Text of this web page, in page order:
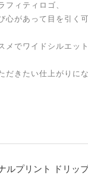
フィティロゴ、
心があって目を引く
メでワイドシルエッ
きたい仕上がりにな
ルプリント ドリッ